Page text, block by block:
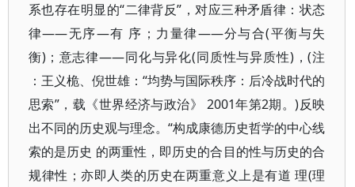
系也存在明显的“二律背反”，对应三种矛盾律：状态
律——无序—有 序；力量律——分与合(平衡与失
衡)；意志律——同化与异化(同质性与异质性)，(注
：王义桅、倪世雄：“均势与国际秩序：后冷战时代的
思索”，载《世界经济与政治》 2001年第2期。)反映
出不同的历史观与理念。“构成康德历史哲学的中心线
索的是历史 的两重性，即历史的合目的性与历史的合
规律性；亦即人类的历史在两重意义上是有道 理(理